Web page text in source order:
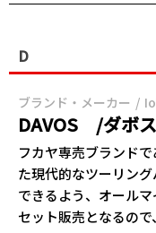
D
ブランド・メーカー
DAVOS /ダボス
フカヤ専売ブランド
た現代的なツーリン
できるよう、オール
セット販売となるの